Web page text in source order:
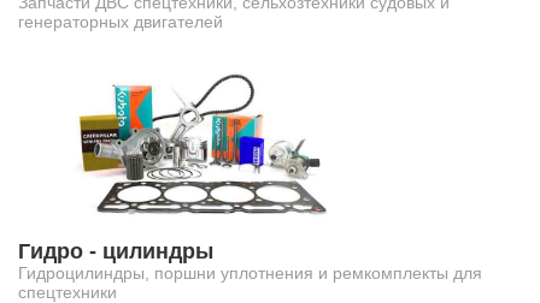
генераторных двигателей
Гидро - цилиндры
Гидроцилиндры, поршни уплотнения и ремкомплекты для
спецтехники